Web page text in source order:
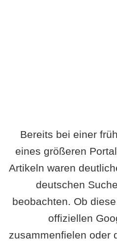
Bereits bei einer
eines größeren
Artikeln waren
deutschen
beobachten. Ob
offiziellen
zusammenfielen oder